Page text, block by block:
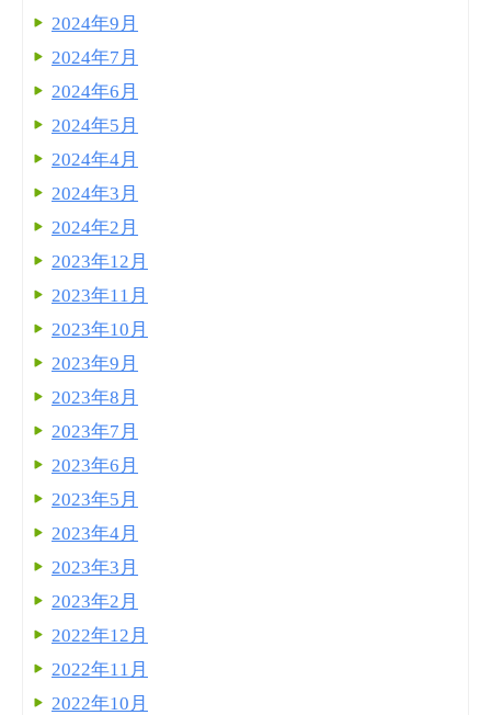
2024年9月
2024年7月
2024年6月
2024年5月
2024年4月
2024年3月
2024年2月
2023年12月
2023年11月
2023年10月
2023年9月
2023年8月
2023年7月
2023年6月
2023年5月
2023年4月
2023年3月
2023年2月
2022年12月
2022年11月
2022年10月